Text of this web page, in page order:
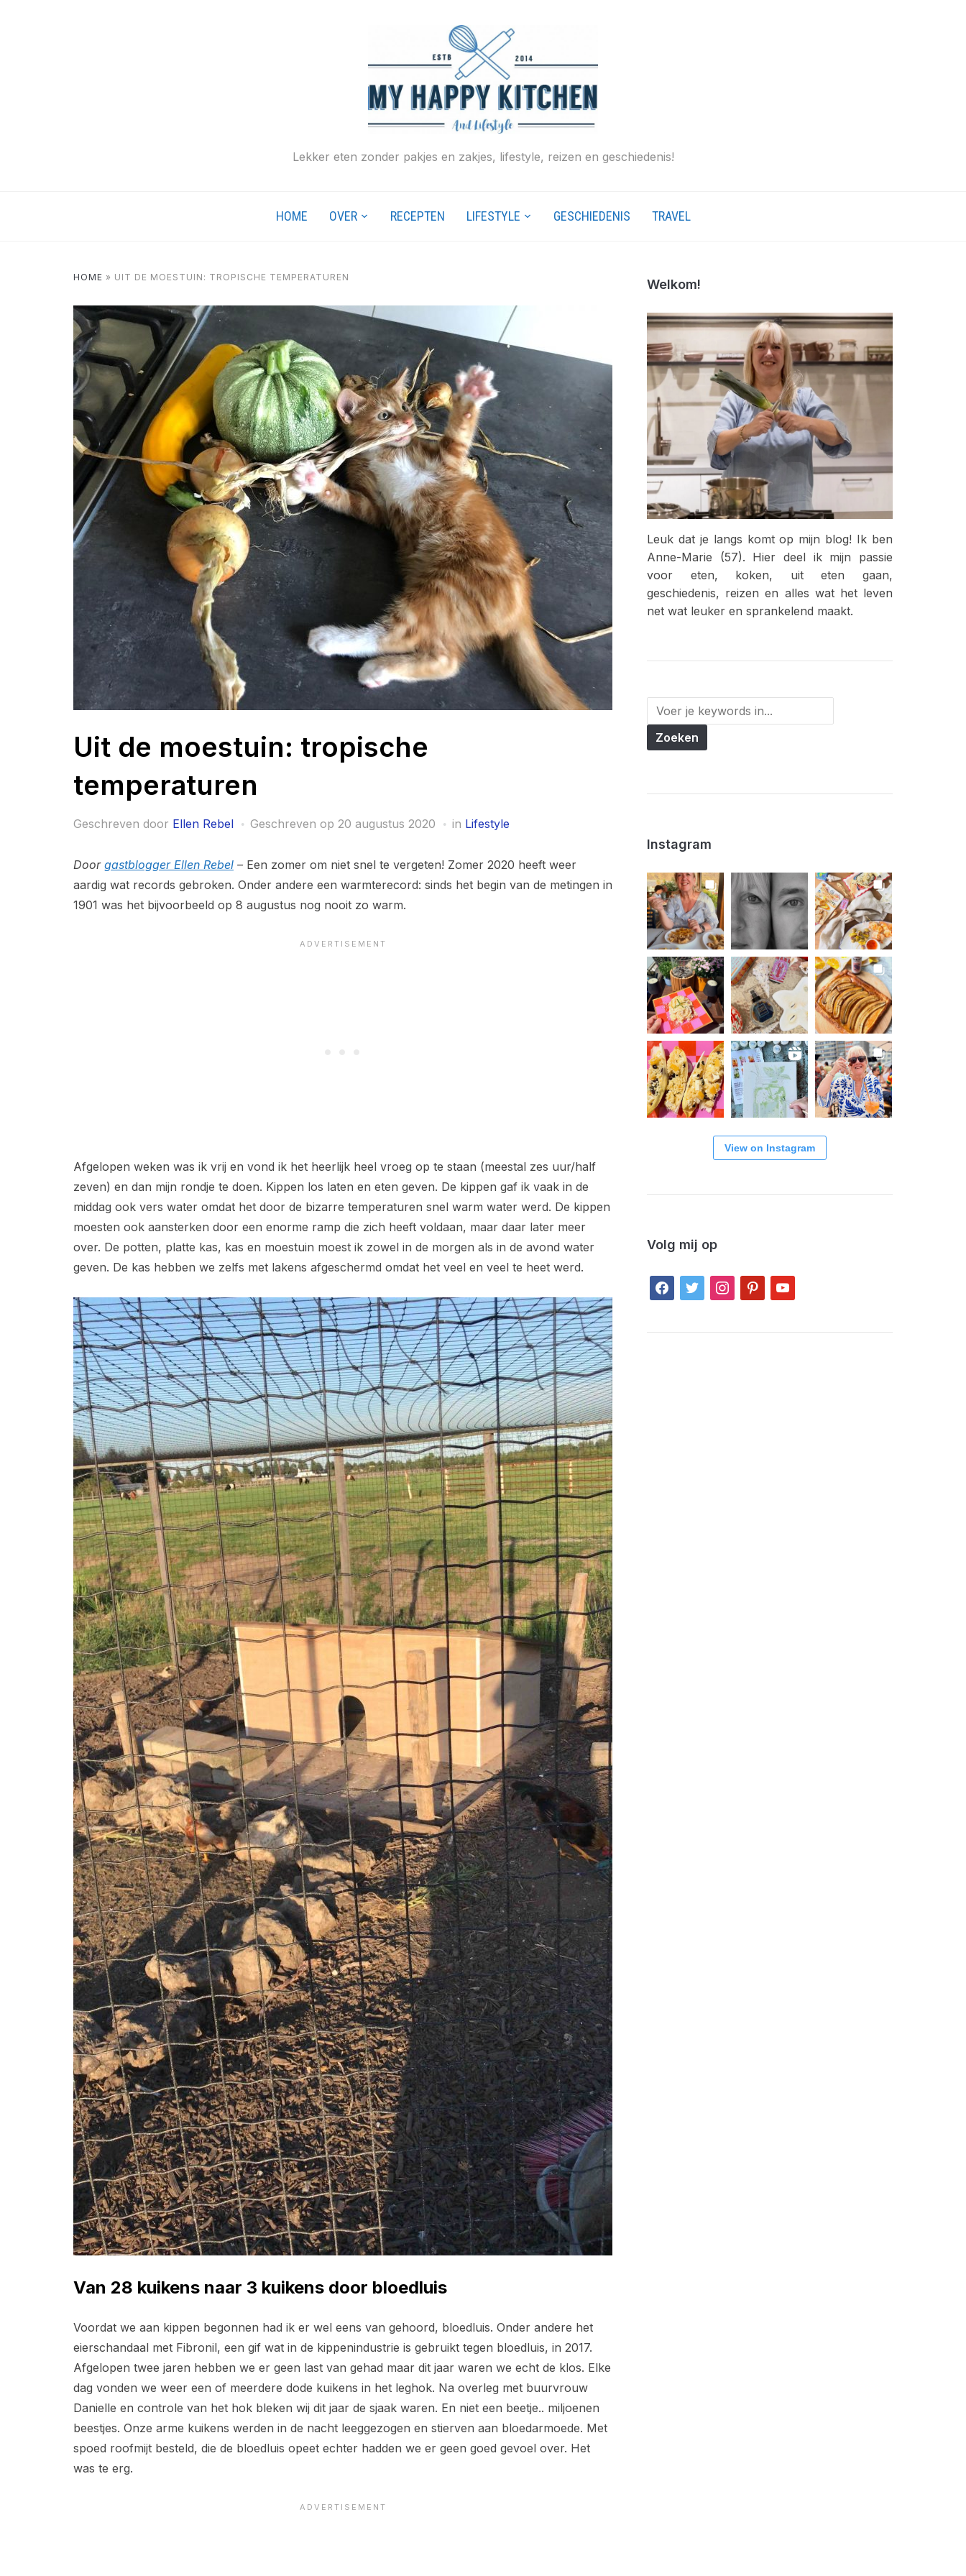
Lekker eten zonder pakjes en zakjes, lifestyle, reizen en geschiedenis!
HOME OVER RECEPTEN LIFESTYLE GESCHIEDENIS TRAVEL
HOME » UIT DE MOESTUIN: TROPISCHE TEMPERATUREN
Uit de moestuin: tropische
temperaturen
Geschreven door Ellen Rebel Geschreven op 20 augustus 2020 in Lifestyle
Door gastblogger Ellen Rebel – Een zomer om niet snel te vergeten! Zomer 2020 heeft weer
aardig wat records gebroken. Onder andere een warmterecord: sinds het begin van de metingen in
1901 was het bijvoorbeeld op 8 augustus nog nooit zo warm.
Afgelopen weken was ik vrij en vond ik het heerlijk heel vroeg op te staan (meestal zes uur/half
zeven) en dan mijn rondje te doen. Kippen los laten en eten geven. De kippen gaf ik vaak in de
middag ook vers water omdat het door de bizarre temperaturen snel warm water werd. De kippen
moesten ook aansterken door een enorme ramp die zich heeft voldaan, maar daar later meer
over. De potten, platte kas, kas en moestuin moest ik zowel in de morgen als in de avond water
geven. De kas hebben we zelfs met lakens afgeschermd omdat het veel en veel te heet werd.
Van 28 kuikens naar 3 kuikens door bloedluis
Voordat we aan kippen begonnen had ik er wel eens van gehoord, bloedluis. Onder andere het
eierschandaal met Fibronil, een gif wat in de kippenindustrie is gebruikt tegen bloedluis, in 2017.
Afgelopen twee jaren hebben we er geen last van gehad maar dit jaar waren we echt de klos. Elke
dag vonden we weer een of meerdere dode kuikens in het leghok. Na overleg met buurvrouw
Danielle en controle van het hok bleken wij dit jaar de sjaak waren. En niet een beetje.. miljoenen
beestjes. Onze arme kuikens werden in de nacht leeggezogen en stierven aan bloedarmoede. Met
spoed roofmijt besteld, die de bloedluis opeet echter hadden we er geen goed gevoel over. Het
was te erg.
Welkom!
Leuk dat je langs komt op mijn blog! Ik ben
Anne-Marie (57). Hier deel ik mijn passie
voor eten, koken, uit eten gaan,
geschiedenis, reizen en alles wat het leven
net wat leuker en sprankelend maakt.
Instagram
View on Instagram
Volg mij op
facebook
twitter instagrampinterestyoutube